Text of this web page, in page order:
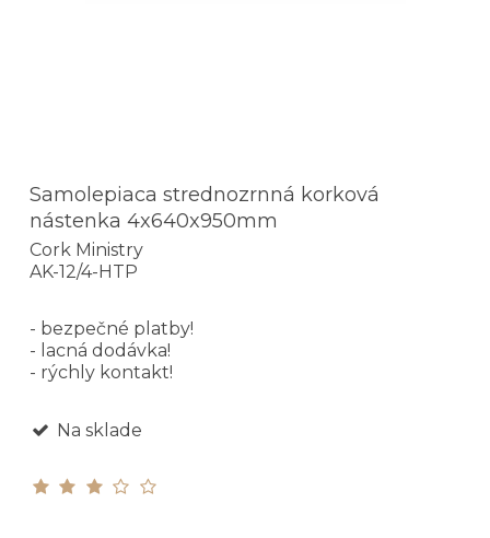
Samolepiaca strednozrnná korková
nástenka 4x640x950mm
Cork Ministry
AK-12/4-HTP
- bezpečné platby!
- lacná dodávka!
- rýchly kontakt!
Na sklade